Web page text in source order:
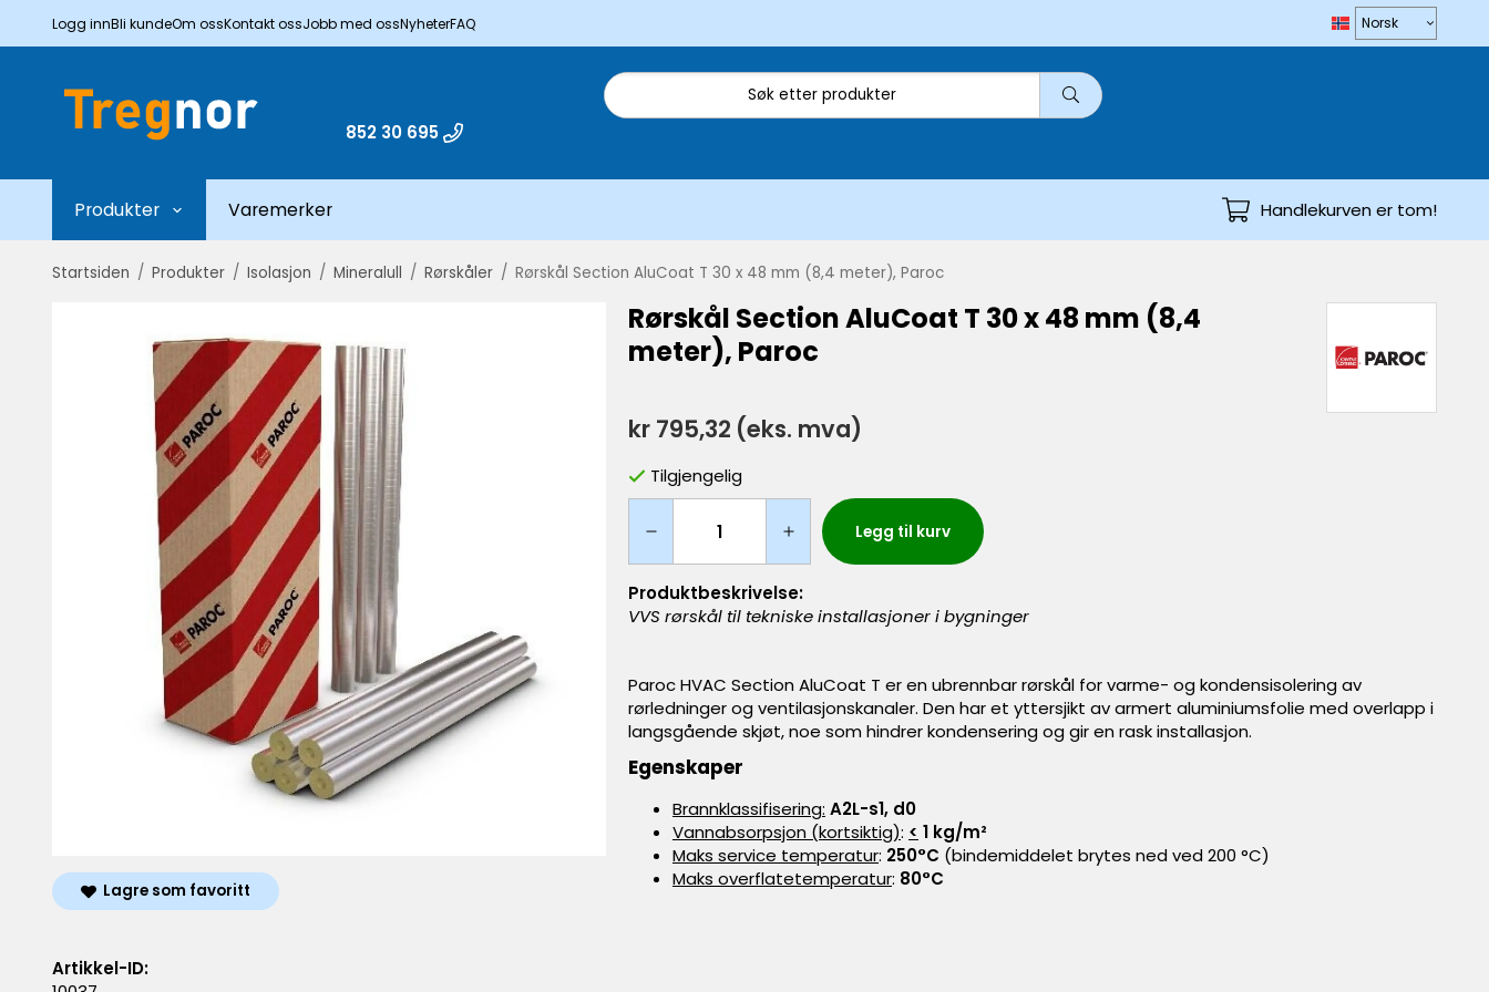
Logg innBli kundeOm ossKontakt ossJobb med ossNyheterFAQ
852 30 695
Produkter Varemerker Handlekurven er tom!
Startsiden / Produkter / Isolasjon / Mineralull / Rørskåler / Rørskål Section AluCoat T 30 x 48 mm (8,4 meter), Paroc
Rørskål Section AluCoat T 30 x 48 mm (8,4
meter), Paroc
kr 795,32 (eks. mva)
Tilgjengelig
Legg til kurv
Produktbeskrivelse:
VVS rørskål til tekniske installasjoner i bygninger
Paroc HVAC Section AluCoat T er en ubrennbar rørskål for varme- og kondensisolering av
rørledninger og ventilasjonskanaler. Den har et yttersjikt av armert aluminiumsfolie med overlapp i
langsgående skjøt, noe som hindrer kondensering og gir en rask installasjon.
Egenskaper
Brannklassifisering: A2L-s1, d0
Vannabsorpsjon (kortsiktig): < 1 kg/m²
Maks service temperatur: 250°C (bindemiddelet brytes ned ved 200 °C)
Maks overflatetemperatur: 80°C
Lagre som favoritt
Artikkel-ID: